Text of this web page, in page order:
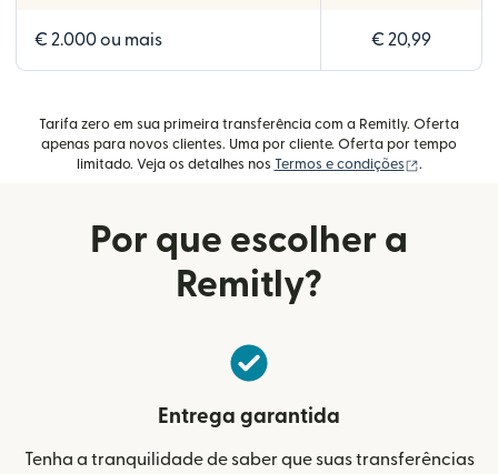
€ 2.000 ou mais € 20,99
Tarifa zero em sua primeira transferência com a Remitly. Oferta
apenas para novos clientes. Uma por cliente. Oferta por tempo
limitado. Veja os detalhes nos
Termos e condições (abre em
.
Por que escolher a
Remitly?
Entrega garantida
Tenha a tranquilidade de saber que suas transferências